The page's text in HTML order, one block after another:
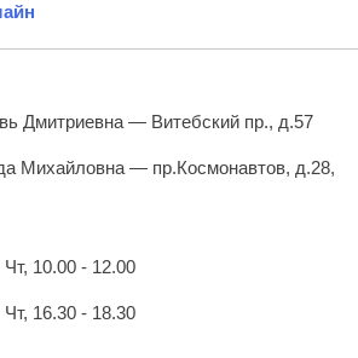
Дмитриевна — Витебский пр., д.57
Михайловна — пр.Космонавтов, д.28,
10.00 - 12.00
16.30 - 18.30